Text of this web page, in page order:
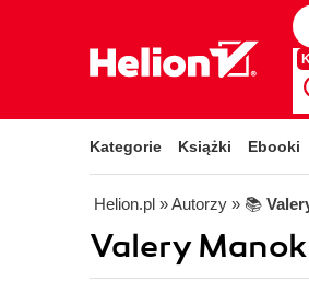
Kategorie Książki Ebooki
Helion.pl » Autorzy » 📚
Valery